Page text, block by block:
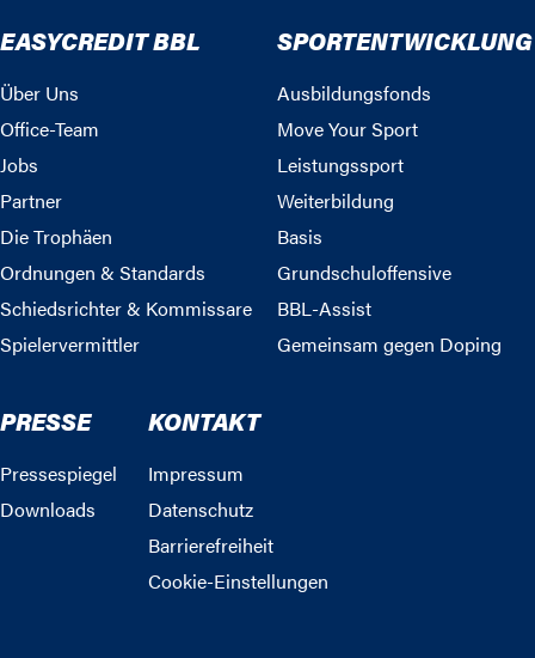
EASYCREDIT BBL
Über Uns
Office-Team
Jobs
Partner
Die Trophäen
Ordnungen & Standards
Schiedsrichter & Kommissare
Spielervermittler
SPORTENTWICKLUNG
Ausbildungsfonds
Move Your Sport
Leistungssport
Weiterbildung
Basis
Grundschuloffensive
BBL-Assist
Gemeinsam gegen Doping
PRESSE
Pressespiegel
Downloads
KONTAKT
Impressum
Datenschutz
Barrierefreiheit
Cookie-Einstellungen